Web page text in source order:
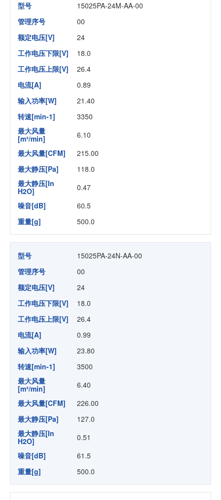
型号
15025PA-24M-AA-00
管理序号
00
额定电压[V]
24
工作电压下限[V]
18.0
工作电压上限[V]
26.4
电流[A]
0.89
输入功率[W]
21.40
转速[min-1]
3350
最大风量
[m³/min]
6.10
最大风量[CFM]
215.00
最大静压[Pa]
118.0
最大静压[In
H2O]
0.47
噪音[dB]
60.5
重量[g]
500.0
型号
15025PA-24N-AA-00
管理序号
00
额定电压[V]
24
工作电压下限[V]
18.0
工作电压上限[V]
26.4
电流[A]
0.99
输入功率[W]
23.80
转速[min-1]
3500
最大风量
[m³/min]
6.40
最大风量[CFM]
226.00
最大静压[Pa]
127.0
最大静压[In
H2O]
0.51
噪音[dB]
61.5
重量[g]
500.0